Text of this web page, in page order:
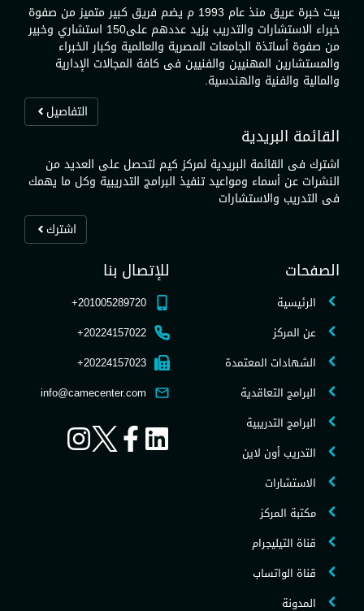
بيت خبرة عريق منذ عام 1993 م يضم فريق كبير متميز من صفوة
خبراء الاستشارات والتدريب يزيد عددهم على150 استشاري وخبير
من صفوة أساتذة الجامعات المصرية والعالمية وكبار الخبراء
والمستشارين المهنيين والفنيين فى كافة المجالات الإدارية
والمالية والفنية والهندسية.
التفاصيل
القائمة البريدية
اشترك فى القائمة البريدية لمركز كيم لتحصل على العديد من
النشرات عن أسماء ومواعيد تنفيذ البرامج التدريبية وكل ما يهمك
فى التدريب والاستشارات
اشترك
الصفحات
الرئيسية
عن المركز
الشهادات المعتمدة
البرامج التعاقدية
البرامج التدريبية
التدريب أون لاين
الاستشارات
مكتبة المركز
قناة التيليجرام
قناة الواتساب
المدونة
للإتصال بنا
201005289720+
20224157022+
20224157023+
info@camecenter.com